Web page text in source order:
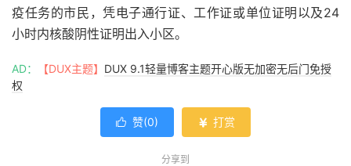
疫任务的市民，凭电子通行证、工作证或单位证明以及24
小时内核酸阴性证明出入小区。
AD： 【DUX主题】 DUX 9.1轻量博客主题开心版无加密无后门免授
权
 赞(0)  打赏
分享到